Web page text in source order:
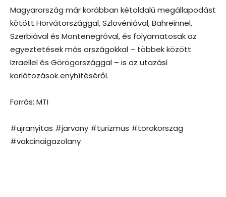
Magyarország már korábban kétoldalú megállapodást
kötött Horvátországgal, Szlovéniával, Bahreinnel,
Szerbiával és Montenegróval, és folyamatosak az
egyeztetések más országokkal – többek között
Izraellel és Görögországgal – is az utazási
korlátozások enyhítéséről.
Forrás: MTI
#ujranyitas #jarvany #turizmus #torokorszag
#vakcinaigazolany